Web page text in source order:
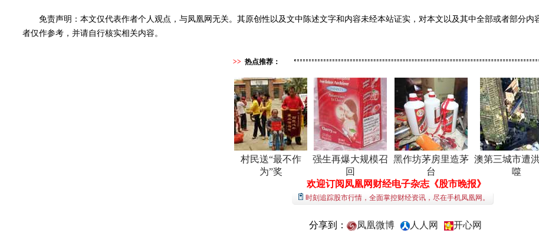
免责声明：本文仅代表作者个人观点，与凤凰网无关。其原创性以及文中陈述文字和内容未经本站证实，对本文以及其中全部或者部分
者仅作参考，并请自行核实相关内容。
>> 热点推荐：
村民送“最不作
为”奖
强生再爆大规模召
回
黑作坊茅房里造茅
台
澳第三城市遭
噬
欢迎订阅凤凰网财经电子杂志《股市晚报》
时刻追踪股市行情，全面掌控财经资讯，尽在手机凤凰网。
分享到： 凤凰微博 人人网 开心网